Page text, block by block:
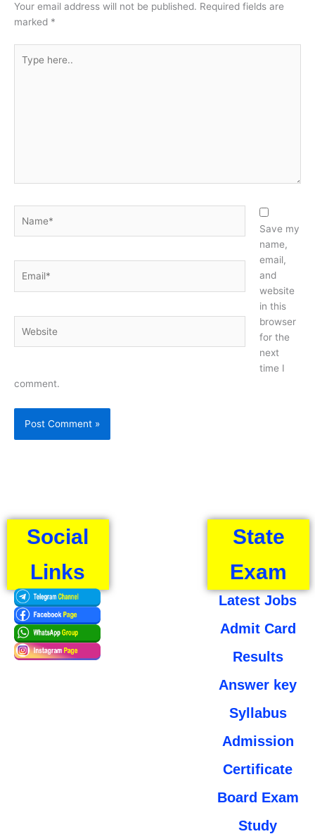
Your email address will not be published. Required fields are
marked *
here..
Save my
name,
email,
and
website
in this
browser
for the
next
time I
comment.
Social
Links
State
Exam
Latest Jobs
Admit Card
Results
Answer key
Syllabus
Admission
Certificate
Board Exam
Study